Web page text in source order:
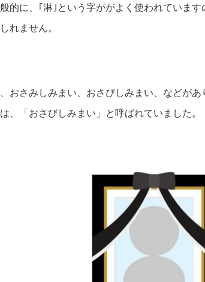
的に、｢淋｣という字ががよく使われています
れません。
おさみしみまい、おさびしみまい、などが
、「おさびしみまい」と呼ばれていました。